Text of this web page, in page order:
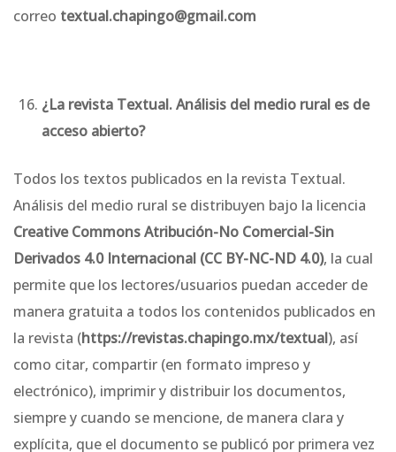
correo textual.chapingo@gmail.com
¿La revista Textual. Análisis del medio rural es de
acceso abierto?
Todos los textos publicados en la revista Textual.
Análisis del medio rural se distribuyen bajo la licencia
Creative Commons Atribución-No Comercial-Sin
Derivados 4.0 Internacional (CC BY-NC-ND 4.0), la cual
permite que los lectores/usuarios puedan acceder de
manera gratuita a todos los contenidos publicados en
la revista (https://revistas.chapingo.mx/textual), así
como citar, compartir (en formato impreso y
electrónico), imprimir y distribuir los documentos,
siempre y cuando se mencione, de manera clara y
explícita, que el documento se publicó por primera vez